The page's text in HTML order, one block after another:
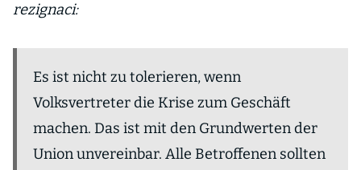
rezignaci:
Es ist nicht zu tolerieren, wenn
Volksvertreter die Krise zum Geschäft
machen. Das ist mit den Grundwerten der
Union unvereinbar. Alle Betroffenen sollten